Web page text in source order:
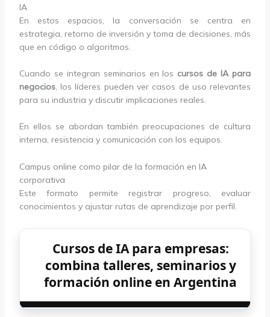
IA
En estos espacios, la conversación se centra en
estrategia, retorno de inversión y toma de decisiones, más
que en código o algoritmos.
Cuando se integran seminarios en los cursos de IA para
negocios, los líderes pueden ver casos de uso relevantes
para su industria y discutir implicaciones reales.
En ellos se abordan también preocupaciones de cultura
interna, resistencia y comunicación con los equipos.
Campus online como pilar de la formación en IA
corporativa
Este formato permite registrar progreso, evaluar
conocimientos y ajustar rutas de aprendizaje por perfil.
Cursos de IA para empresas:
combina talleres, seminarios y
formación online en Argentina